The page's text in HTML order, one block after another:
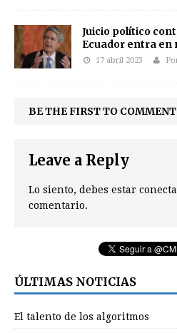
Juicio político
Ecuador entra en
17 abril 2023
BE THE FIRST TO COMMENT
Leave a Reply
Lo siento, debes estar
comentario.
ÚLTIMAS NOTICIAS
El talento de los algoritmos